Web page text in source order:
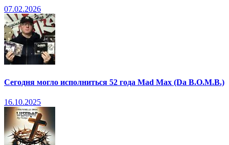
07.02.2026
Сегодня могло исполниться 52 года Mad Max (Da B.O.M.B.)
16.10.2025